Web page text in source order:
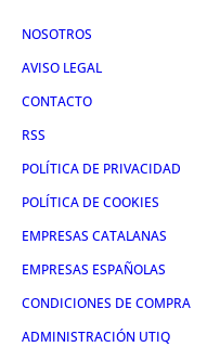
NOSOTROS
AVISO LEGAL
CONTACTO
RSS
POLÍTICA DE PRIVACIDAD
POLÍTICA DE COOKIES
EMPRESAS CATALANAS
EMPRESAS ESPAÑOLAS
CONDICIONES DE COMPRA
ADMINISTRACIÓN UTIQ